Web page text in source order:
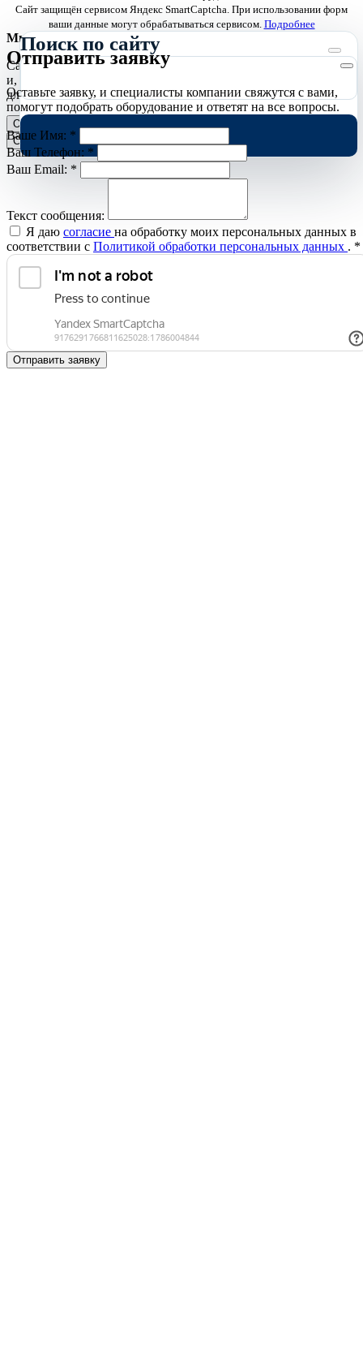
Сайт защищён сервисом Яндекс SmartCaptcha. При использовании форм
ваши данные могут обрабатываться сервисом. Подробнее
Поиск по сайту
Отправить заявку
Оставьте заявку, и специалисты компании свяжутся с вами,
помогут подобрать оборудование и ответят на все вопросы.
Ваше Имя: *
Ваш Телефон: *
Ваш Email: *
Текст сообщения:
Я даю согласие на обработку моих персональных данных в
соответствии с Политикой обработки персональных данных . *
Отправить заявку
Мы используем cookies
Сайт использует необходимые cookies для корректной работы
и, с вашего согласия, аналитические cookies Яндекс.Метрики
для улучшения сайта.Подробнее
Отклонить
Cookies